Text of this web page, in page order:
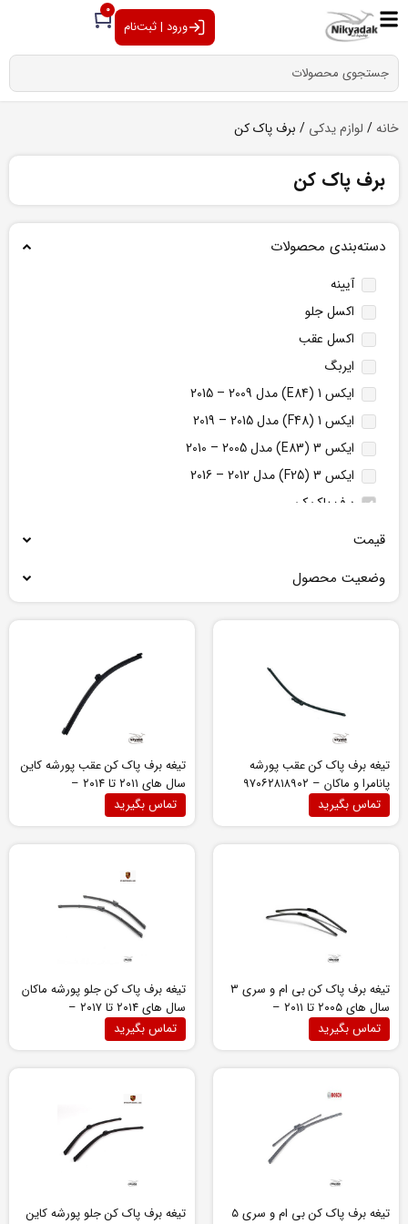
ورود | ثبت‌نام
0
خانه/ لوازم یدکی / برف پاک کن
برف پاک کن
دسته‌بندی محصولات
آیینه
اکسل جلو
اکسل عقب
ایربگ
ایکس 1 (E84) مدل 2009 – 2015
ایکس 1 (F48) مدل 2015 – 2019
ایکس 3 (E83) مدل 2005 – 2010
ایکس 3 (F25) مدل 2012 – 2016
برف پاک کن
تجهیزات ترمز
جلوبندی و تعلیق پورشه پانامرا
چراغ جلو
چراغ خطر عقب
درب صندوق
درب موتور
درب ها
روغن موتور و گیربکس
سپر جلو
سپر عقب
سرویس دوره ای پورشه پانامرا
سری 1 (E87,E88) مدل 2013 – 2016
سری 3 (E90, E92, E93) مدل 2005 – 2013
سری 5 (E60) مدل 2004 – 2010
سری 5 (F10) مدل 2010 – 2016
قیمت
وضعیت محصول
تیغه برف پاک کن عقب پورشه
پانامرا و ماکان – ۹۷۰۶۲۸۱۸۹۰۲
تماس بگیرید
تیغه برف پاک کن عقب پورشه کاین
سال های ۲۰۱۱ تا ۲۰۱۴ –
۹۵۸۶۲۸۰۵۰۰۰
تماس بگیرید
تیغه برف پاک کن بی ام و سری ۳
سال های ۲۰۰۵ تا ۲۰۱۱ –
۶۱۶۱۰۴۲۷۶۶۸
تماس بگیرید
تیغه برف پاک کن جلو پورشه ماکان
سال های ۲۰۱۴ تا ۲۰۱۷ –
۹۵B998001
تماس بگیرید
تیغه برف پاک کن بی ام و سری ۵
تیغه برف پاک کن جلو پورشه کاین